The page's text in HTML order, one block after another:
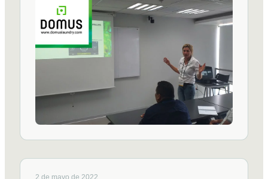
2 de mayo de 2022